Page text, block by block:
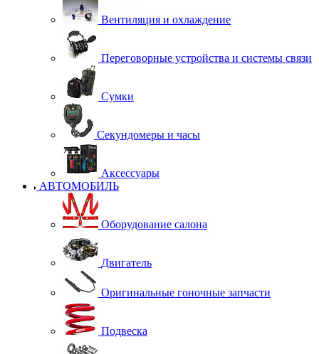
Вентиляция и охлаждение
Переговорные устройства и системы связи
Сумки
Секундомеры и часы
Аксессуары
АВТОМОБИЛЬ
Оборудование салона
Двигатель
Оригинальные гоночные запчасти
Подвеска